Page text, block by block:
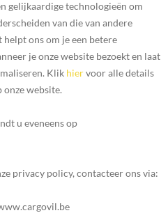
gelijkaardige technologieën om
van die van andere
ons om je een betere
je onze website bezoekt en laat
Klik hiervoor alle details
website.
u eveneens op
privacy policy, contacteer ons via: